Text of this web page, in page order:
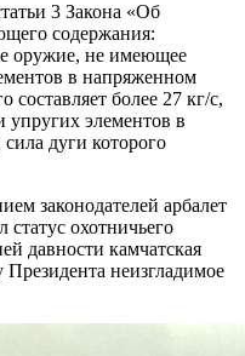
3 Закона «Об
содержания:
оружие, не имеющее
в напряженном
составляет более 27 кг/с,
элементов в
дуги которого
законодателей арбалет
охотничьего
давности камчатская
Президента неизгладимое